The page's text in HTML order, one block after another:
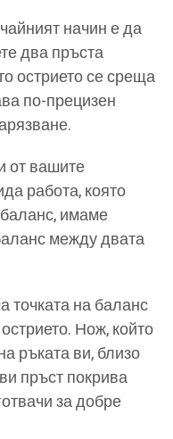
начин е да
два пръста
острието се среща
по-прецизен
от вашите
работа, която
имаме
между двата
точката на баланс
Нож, който
ръката ви, близо
пръст покрива
за добре